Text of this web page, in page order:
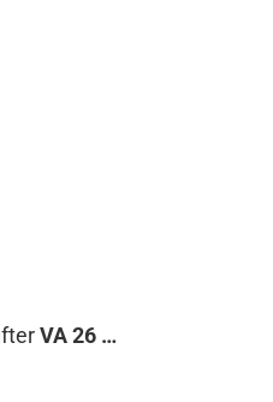
VA 26 …